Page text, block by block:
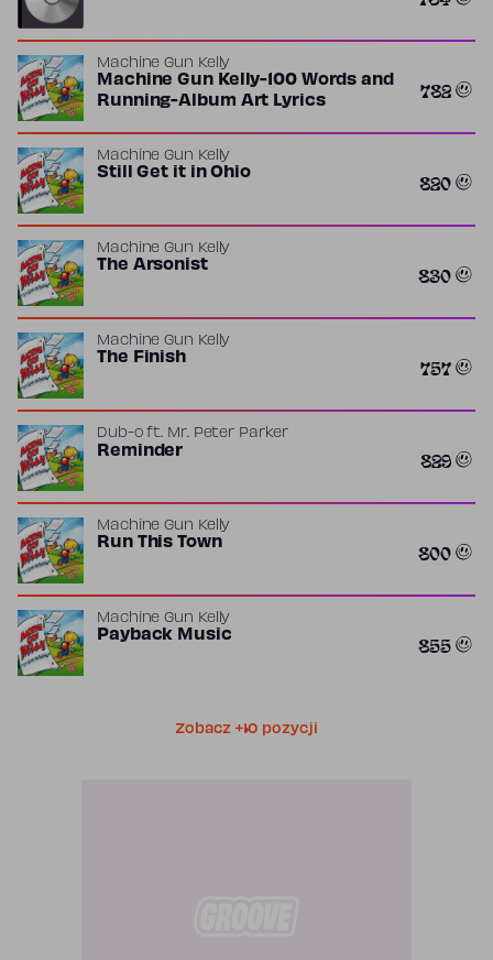
Machine Gun Kelly
Machine Gun Kelly-100 Words and
Running-Album Art Lyrics
782
Machine Gun Kelly
Still Get it in Ohio 820
Machine Gun Kelly
The Arsonist 830
Machine Gun Kelly
The Finish 757
Dub-oft. Mr. Peter Parker
Reminder 829
Machine Gun Kelly
Run This Town 800
Machine Gun Kelly
Payback Music 855
Zobacz +10 pozycji